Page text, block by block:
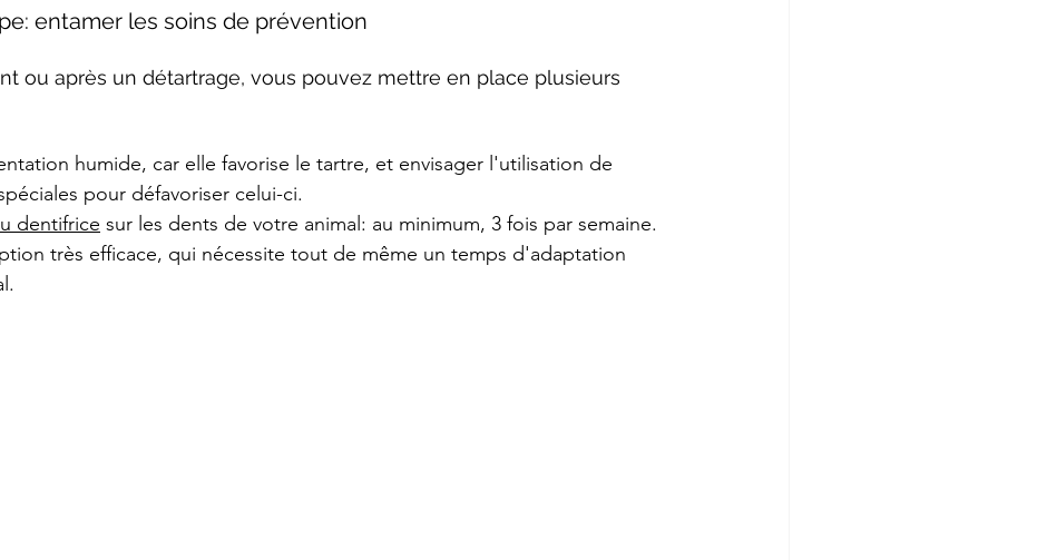
entamer les soins de prévention
ou après un détartrage, vous pouvez mettre en place plusieurs
humide, car elle favorise le tartre, et envisager l'utilisation de
pour défavoriser celui-ci.
dentifrice sur les dents de votre animal: au minimum, 3 fois par semaine.
très efficace, qui nécessite tout de même un temps d'adaptation